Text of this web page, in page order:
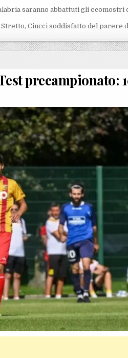
saranno abbattuti gli ecomostri
Ciucci soddisfatto del parere
precampionato: